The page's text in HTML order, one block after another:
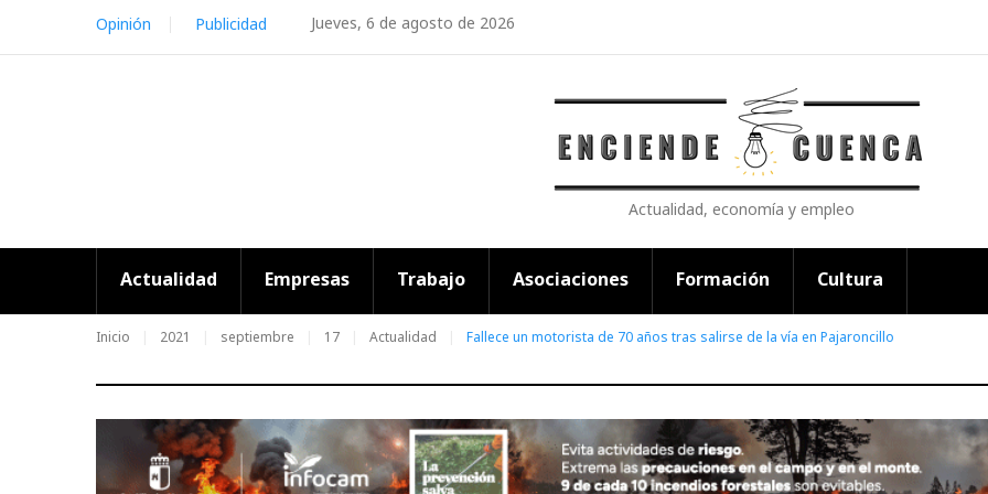
content
Jueves, 6 de agosto de 2026
Opinión Publicidad
Actualidad, economía y empleo
Actualidad Empresas Trabajo Asociaciones Formación Cultura
Inicio 2021 septiembre 17 Actualidad Fallece un motorista de 70 años tras salirse de la vía en Pajaroncillo